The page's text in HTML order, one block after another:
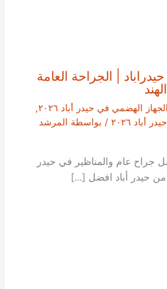
| الجراحة العامة
الهضمي في حيدر أباد ٢٠٢٦
,
٢٠٢٦
/ بواسطة المرشد
جراح عام والمناظير في حيدر
من حيدر أباد افضل […]